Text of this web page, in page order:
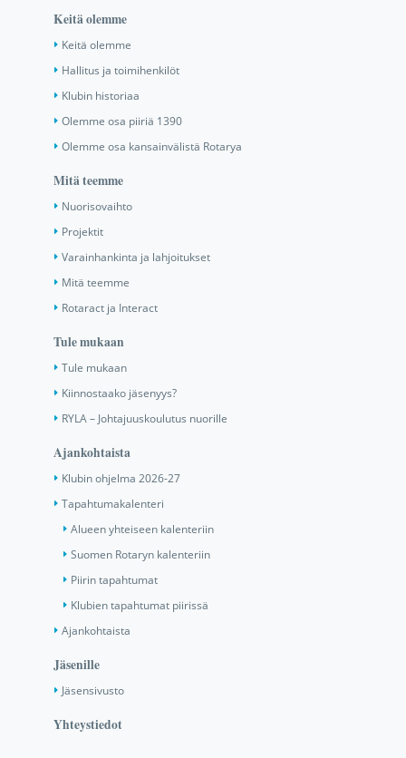
Keitä olemme
Keitä olemme
Hallitus ja toimihenkilöt
Klubin historiaa
Olemme osa piiriä 1390
Olemme osa kansainvälistä Rotarya
Mitä teemme
Nuorisovaihto
Projektit
Varainhankinta ja lahjoitukset
Mitä teemme
Rotaract ja Interact
Tule mukaan
Tule mukaan
Kiinnostaako jäsenyys?
RYLA – Johtajuuskoulutus nuorille
Ajankohtaista
Klubin ohjelma 2026-27
Tapahtumakalenteri
Alueen yhteiseen kalenteriin
Suomen Rotaryn kalenteriin
Piirin tapahtumat
Klubien tapahtumat piirissä
Ajankohtaista
Jäsenille
Jäsensivusto
Yhteystiedot